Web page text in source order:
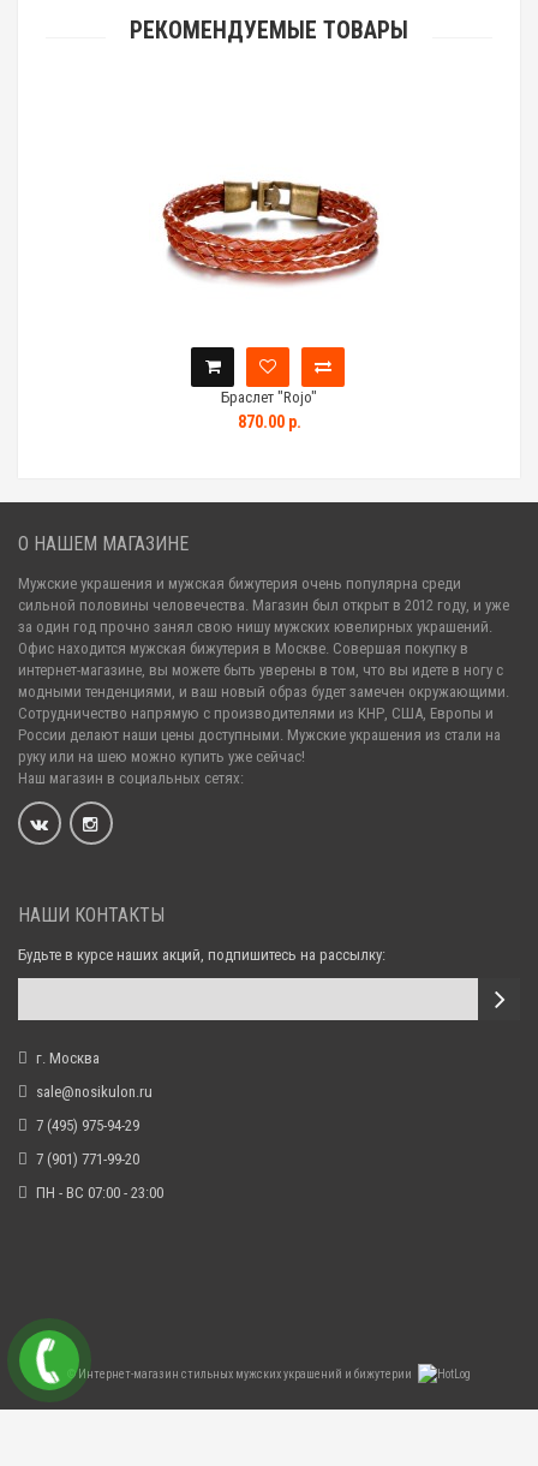
РЕКОМЕНДУЕМЫЕ ТОВАРЫ
Браслет "Rojo"
870.00 р.
О НАШЕМ МАГАЗИНЕ
Мужские украшения и мужская бижутерия очень популярна среди
сильной половины человечества. Магазин был открыт в 2012 году, и уже
за один год прочно занял свою нишу мужских ювелирных украшений.
Офис находится мужская бижутерия в Москве. Совершая покупку в
интернет-магазине, вы можете быть уверены в том, что вы идете в ногу с
модными тенденциями, и ваш новый образ будет замечен окружающими.
Сотрудничество напрямую с производителями из КНР, США, Европы и
России делают наши цены доступными. Мужские украшения из стали на
руку или на шею можно купить уже сейчас!
Наш магазин в социальных сетях:
НАШИ КОНТАКТЫ
Будьте в курсе наших акций, подпишитесь на рассылку:
г. Москва
sale@nosikulon.ru
7 (495) 975-94-29
7 (901) 771-99-20
ПН - ВС 07:00 - 23:00
©Интернет-магазин стильных мужских украшений и бижутерии